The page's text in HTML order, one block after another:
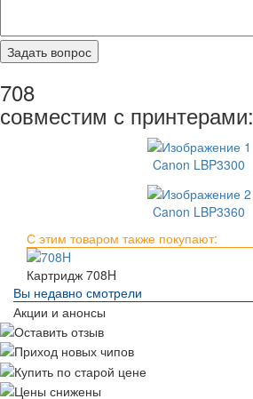
708
совместим с принтерами:
Canon LBP3300
Canon LBP3360
С этим товаром также покупают:
Картридж 708H
Вы недавно смотрели
Акции и анонсы